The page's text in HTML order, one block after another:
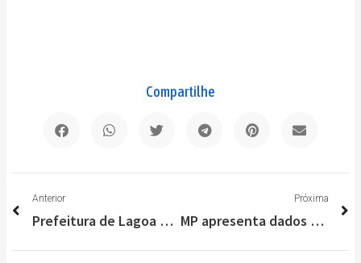
Compartilhe
Anterior
Prefeitura de Lagoa Santa cancela feriado de Carnaval
Próxima
MP apresenta dados de presos liberados na “Saidinha Covid” em Minas